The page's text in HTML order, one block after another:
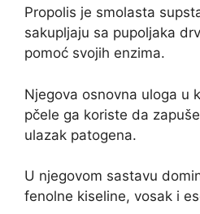
Propolis je smolasta
sakupljaju sa pupoljaka
pomoć svojih enzima.
Njegova osnovna uloga u
pčele ga koriste da
ulazak patogena.
U njegovom sastavu
fenolne kiseline, vosak i